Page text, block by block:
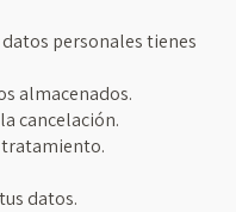
personales tienes
almacenados.
cancelación.
datos.